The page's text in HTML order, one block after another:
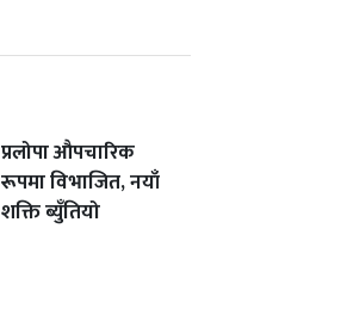
प्रलोपा औपचारिक
रूपमा विभाजित, नयाँ
शक्ति ब्युँतियो